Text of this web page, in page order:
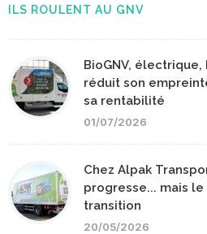
ILS ROULENT AU GNV
BioGNV, électrique,
réduit son
sa rentabilité
01/07/2026
Chez Alpak
progresse... mais
transition
20/05/2026